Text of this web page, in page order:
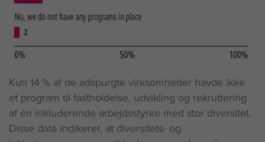
Kun 14 % af de adspurgte virksomheder havde ikke
et program til fastholdelse, udvikling og rekruttering
af en inkluderende arbejdsstyrke med stor diversitet.
Disse data indikerer, at diversitets- og